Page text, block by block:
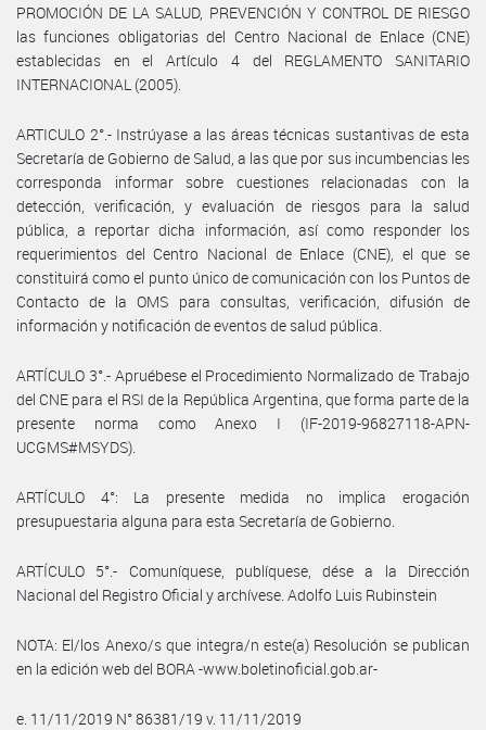
PROMOCIÓN DE LA SALUD, PREVENCIÓN Y CONTROL DE RIESGO
las funciones obligatorias del Centro Nacional de Enlace (CNE)
establecidas en el Artículo 4 del REGLAMENTO SANITARIO
INTERNACIONAL (2005).
ARTICULO 2°.- Instrúyase a las áreas técnicas sustantivas de esta
Secretaría de Gobierno de Salud, a las que por sus incumbencias les
corresponda informar sobre cuestiones relacionadas con la
detección, verificación, y evaluación de riesgos para la salud
pública, a reportar dicha información, así como responder los
requerimientos del Centro Nacional de Enlace (CNE), el que se
constituirá como el punto único de comunicación con los Puntos de
Contacto de la OMS para consultas, verificación, difusión de
información y notificación de eventos de salud pública.
ARTÍCULO 3°.- Apruébese el Procedimiento Normalizado de Trabajo
del CNE para el RSI de la República Argentina, que forma parte de la
presente norma como Anexo I (IF-2019-96827118-APN-
UCGMS#MSYDS).
ARTÍCULO 4°: La presente medida no implica erogación
presupuestaria alguna para esta Secretaría de Gobierno.
ARTÍCULO 5°.- Comuníquese, publíquese, dése a la Dirección
Nacional del Registro Oficial y archívese. Adolfo Luis Rubinstein
NOTA: El/los Anexo/s que integra/n este(a) Resolución se publican
en la edición web del BORA -www.boletinoficial.gob.ar-
e. 11/11/2019 N° 86381/19 v. 11/11/2019